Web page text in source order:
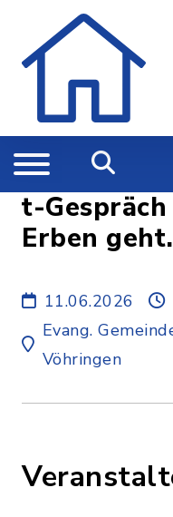
t-
Erben
11.06.2026
Evang.
Vöhringen